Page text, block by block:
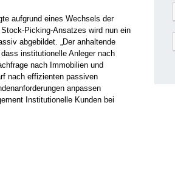
aufgrund eines Wechsels der
Picking-Ansatzes wird nun ein
abgebildet. „Der anhaltende
institutionelle Anleger nach
nach Immobilien und
nach effizienten passiven
anpassen
Institutionelle Kunden bei